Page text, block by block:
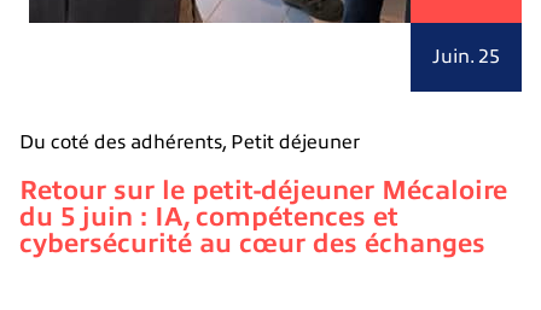
Juin. 25
Du coté des adhérents, Petit déjeuner
Retour sur le petit-déjeuner Mécaloire
du 5 juin : IA, compétences et
cybersécurité au cœur des échanges